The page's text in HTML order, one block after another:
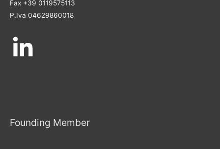
Fax +39 0119575113
P.Iva 04629860018
Founding Member